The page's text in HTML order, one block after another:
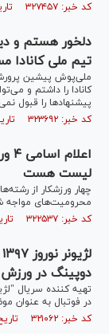
کد خبر: ۳۲۷۴۵۷ تاریخ انتشار : ۱۳۹۶/۰۴/۲۰
دلخور هستم و
تیم ملی کانادا
ملی‌پوش پیشین
کانادا را داشتم و
پیشنهادها را قبول
کد خبر: ۳۲۳۶۹۲ تاریخ انتشار : ۱۳۹۶/۰۴/۰۸
لیست هست
چهار ورزشکار از
محرومیت‌های مواجه
کد خبر: ۳۲۲۵۳۷ تاریخ انتشار : ۱۳۹۶/۰۴/۰۳
دوپینگ در ورزش
در فوتبال به
کد خبر: ۳۲۱۰۶۲ تاریخ انتشار : ۱۳۹۶/۰۳/۳۱